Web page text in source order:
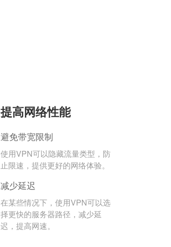
提高网络性能
避免带宽限制
使用VPN可以隐藏流量类型，防
止限速，提供更好的网络体验。
减少延迟
在某些情况下，使用VPN可以选
择更快的服务器路径，减少延
迟，提高网速。